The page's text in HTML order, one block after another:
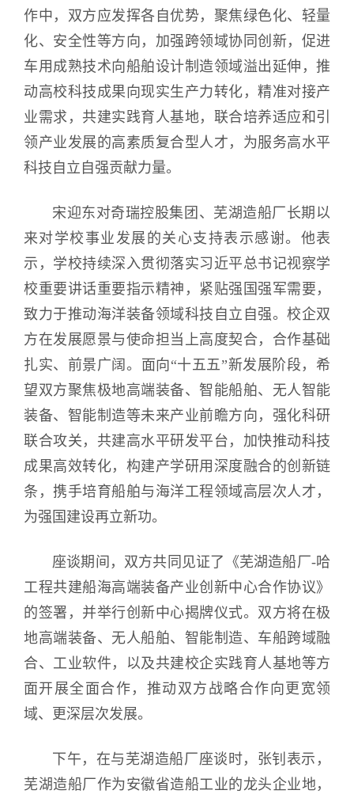
作中，双方应发挥各自优势，聚焦绿色化、轻量
化、安全性等方向，加强跨领域协同创新，促进
车用成熟技术向船舶设计制造领域溢出延伸，推
动高校科技成果向现实生产力转化，精准对接产
业需求，共建实践育人基地，联合培养适应和引
领产业发展的高素质复合型人才，为服务高水平
科技自立自强贡献力量。
宋迎东对奇瑞控股集团、芜湖造船厂长期以
来对学校事业发展的关心支持表示感谢。他表
示，学校持续深入贯彻落实习近平总书记视察学
校重要讲话重要指示精神，紧贴强国强军需要，
致力于推动海洋装备领域科技自立自强。校企双
方在发展愿景与使命担当上高度契合，合作基础
扎实、前景广阔。面向“十五五”新发展阶段，希
望双方聚焦极地高端装备、智能船舶、无人智能
装备、智能制造等未来产业前瞻方向，强化科研
联合攻关，共建高水平研发平台，加快推动科技
成果高效转化，构建产学研用深度融合的创新链
条，携手培育船舶与海洋工程领域高层次人才，
为强国建设再立新功。
座谈期间，双方共同见证了《芜湖造船厂-哈
工程共建船海高端装备产业创新中心合作协议》
的签署，并举行创新中心揭牌仪式。双方将在极
地高端装备、无人船舶、智能制造、车船跨域融
合、工业软件，以及共建校企实践育人基地等方
面开展全面合作，推动双方战略合作向更宽领
域、更深层次发展。
下午，在与芜湖造船厂座谈时，张钊表示，
芜湖造船厂作为安徽省造船工业的龙头企业地，